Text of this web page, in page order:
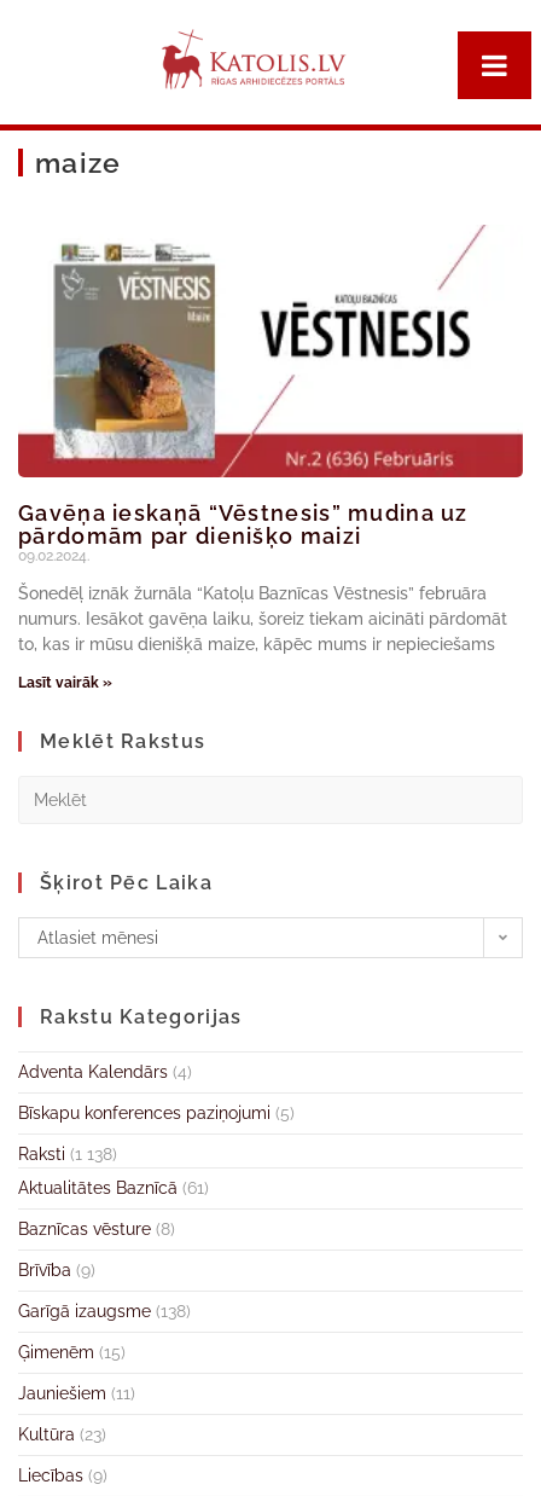
maize
Gavēņa ieskaņā “Vēstnesis” mudina uz
pārdomām par dienišķo maizi
09.02.2024.
Šonedēļ iznāk žurnāla “Katoļu Baznīcas Vēstnesis” februāra
numurs. Iesākot gavēņa laiku, šoreiz tiekam aicināti pārdomāt
to, kas ir mūsu dienišķā maize, kāpēc mums ir nepieciešams
Lasīt vairāk »
Meklēt Rakstus
Šķirot Pēc Laika
Atlasiet mēnesi
Rakstu Kategorijas
Adventa Kalendārs (4)
Bīskapu konferences paziņojumi (5)
Raksti (1 138)
Aktualitātes Baznīcā (61)
Baznīcas vēsture (8)
Brīvība (9)
Garīgā izaugsme (138)
Ģimenēm (15)
Jauniešiem (11)
Kultūra (23)
Liecības (9)